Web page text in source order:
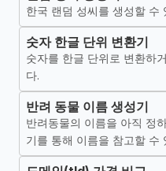
한국 랜덤 성씨를 생성할 수
숫자 한글 단위 변환기
숫자를 한글 단위로 변환하
다.
반려 동물 이름 생성기
반려동물의 이름을 아직 정
기를 통해 이름을 참고할 수